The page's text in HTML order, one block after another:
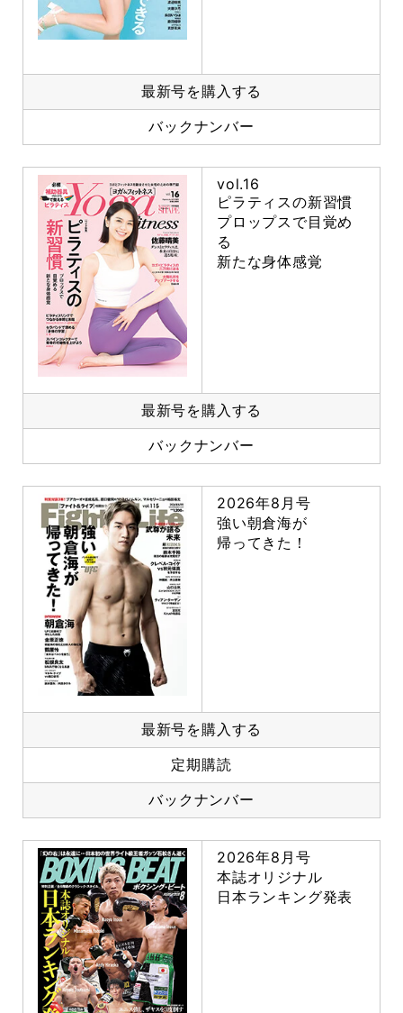
最新号を購入する
バックナンバー
vol.16
ピラティスの新習慣
プロップスで目覚め
る
新たな身体感覚
最新号を購入する
バックナンバー
2026年8月号
強い朝倉海が
帰ってきた！
最新号を購入する
定期購読
バックナンバー
2026年8月号
本誌オリジナル
日本ランキング発表